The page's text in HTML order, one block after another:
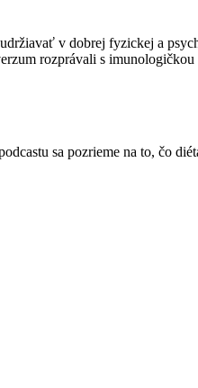
v dobrej fyzickej a
rozprávali s
sa pozrieme na to, čo